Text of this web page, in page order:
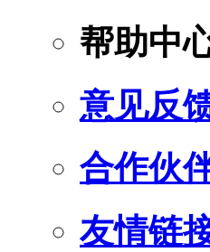
帮助中
意见反
合作伙
友情链